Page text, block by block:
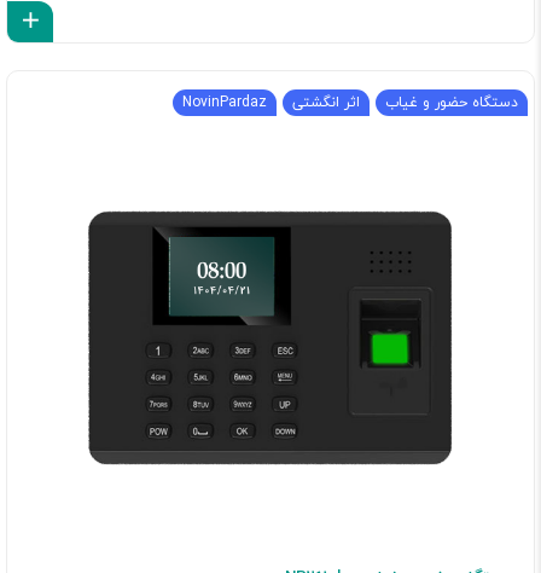
دستگاه حضور و غیاب اثر انگشتی NovinPardaz